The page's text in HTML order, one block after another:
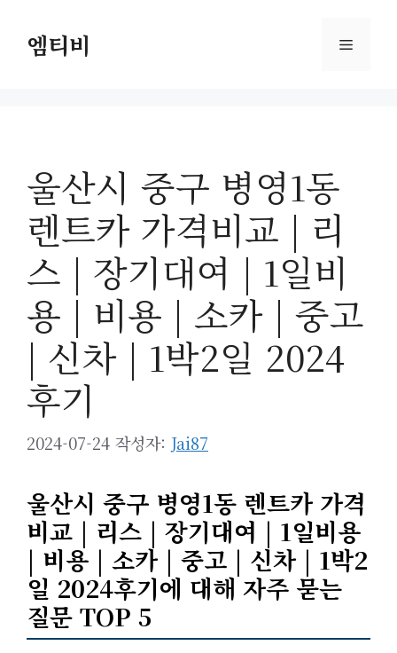
엠티비 메
울산시 중구 병영1동
렌트카 가격비교 | 리
스 | 장기대여 | 1일비
용 | 비용 | 소카 | 중고
| 신차 | 1박2일 2024
후기
2024-07-24 작성자: Jai87
울산시 중구 병영1동 렌트카 가격
비교 | 리스 | 장기대여 | 1일비용
| 비용 | 소카 | 중고 | 신차 | 1박2
일 2024후기에 대해 자주 묻는
질문 TOP 5